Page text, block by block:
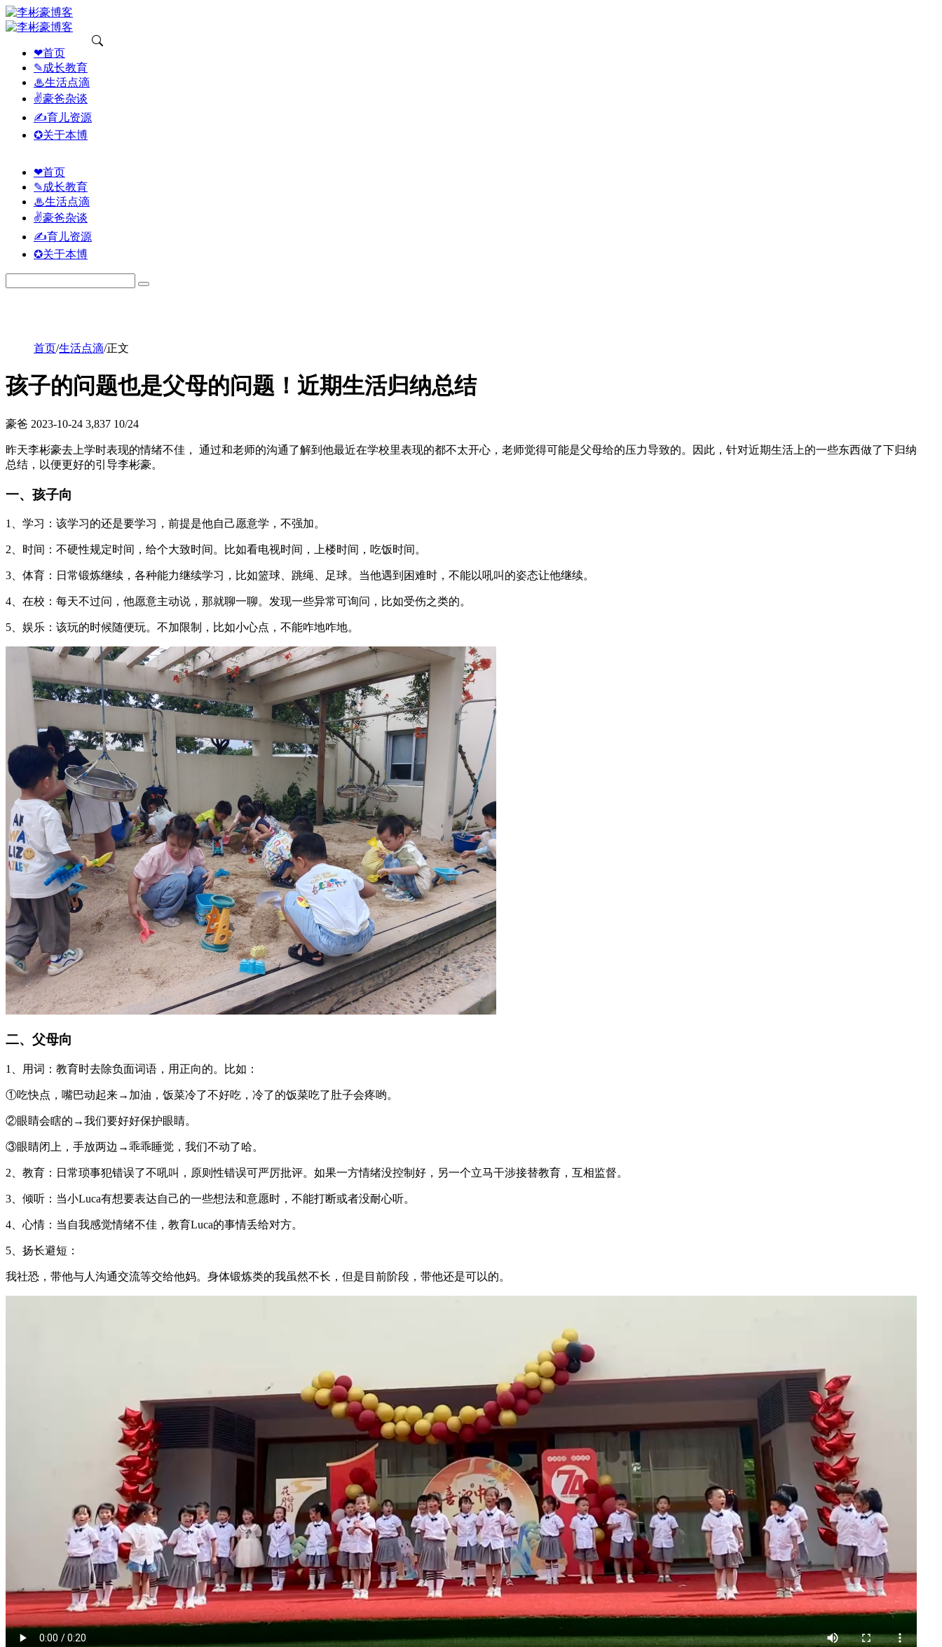
❤首页
✎成长教育
♨生活点滴
✌豪爸杂谈
✍育儿资源
✪关于本博
❤首页
✎成长教育
♨生活点滴
✌豪爸杂谈
✍育儿资源
✪关于本博
首页/生活点滴/正文
孩子的问题也是父母的问题！近期生活归纳总结
豪爸 2023-10-24 3,837 10/24
昨天李彬豪去上学时表现的情绪不佳， 通过和老师的沟通了解到他最近在学校里表现的都不太开心，老师觉得可能是父母给的压力导致的。因此，针对近期生活上的一些东西做了下归纳
总结，以便更好的引导李彬豪。
一、孩子向
1、学习：该学习的还是要学习，前提是他自己愿意学，不强加。
2、时间：不硬性规定时间，给个大致时间。比如看电视时间，上楼时间，吃饭时间。
3、体育：日常锻炼继续，各种能力继续学习，比如篮球、跳绳、足球。当他遇到困难时，不能以吼叫的姿态让他继续。
4、在校：每天不过问，他愿意主动说，那就聊一聊。发现一些异常可询问，比如受伤之类的。
5、娱乐：该玩的时候随便玩。不加限制，比如小心点，不能咋地咋地。
二、父母向
1、用词：教育时去除负面词语，用正向的。比如：
①吃快点，嘴巴动起来→加油，饭菜冷了不好吃，冷了的饭菜吃了肚子会疼哟。
②眼睛会瞎的→我们要好好保护眼睛。
③眼睛闭上，手放两边→乖乖睡觉，我们不动了哈。
2、教育：日常琐事犯错误了不吼叫，原则性错误可严厉批评。如果一方情绪没控制好，另一个立马干涉接替教育，互相监督。
3、倾听：当小Luca有想要表达自己的一些想法和意愿时，不能打断或者没耐心听。
4、心情：当自我感觉情绪不佳，教育Luca的事情丢给对方。
5、扬长避短：
我社恐，带他与人沟通交流等交给他妈。身体锻炼类的我虽然不长，但是目前阶段，带他还是可以的。